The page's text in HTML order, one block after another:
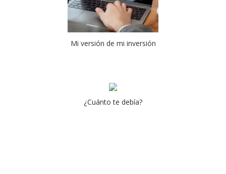
Mi versión de mi inversión
¿Cuánto te debía?